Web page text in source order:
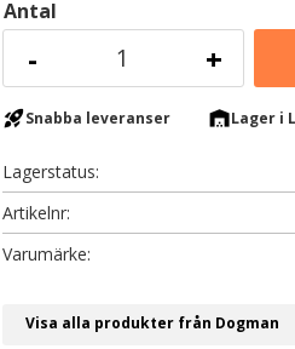
Antal
+
-
rocket_launchSnabba leveranser warehouseLager i
Lagerstatus
Artikelnr
Visa alla produkter från Dogman